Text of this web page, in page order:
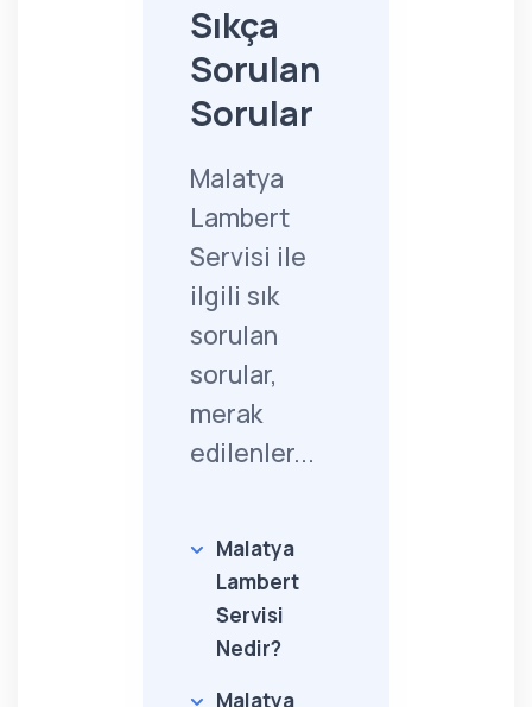
Sıkça
Sorulan
Sorular
Malatya
Lambert
Servisi ile
ilgili sık
sorulan
sorular,
merak
edilenler...
Malatya
Lambert
Servisi
Nedir?
Malatya